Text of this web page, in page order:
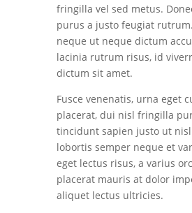
fringilla vel sed metus.
purus a justo feugiat
neque ut neque dictum
lacinia rutrum risus, id
dictum sit amet.
Fusce venenatis, urna eget
placerat, dui nisl fringilla
tincidunt sapien justo ut
lobortis semper neque et
eget lectus risus, a varius
placerat mauris at dolor
aliquet lectus ultricies.